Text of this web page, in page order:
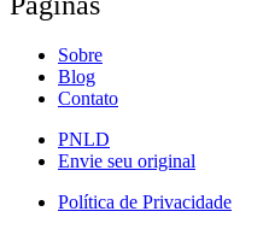
Sobre
Blog
Contato
PNLD
Envie seu original
Política de Privacidade